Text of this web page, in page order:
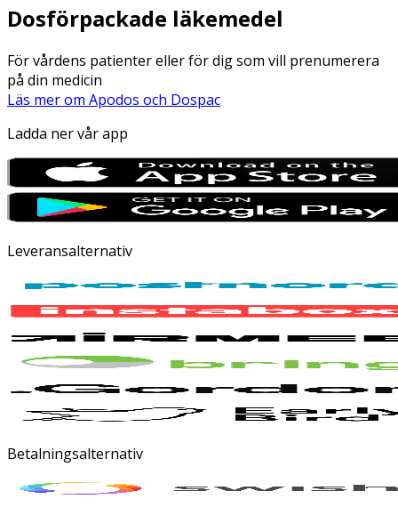
Dosförpackade läkemedel
För vårdens patienter eller för dig som vill prenumerera
på din medicin
Läs mer om Apodos och Dospac
Ladda ner vår app
Leveransalternativ
Betalningsalternativ